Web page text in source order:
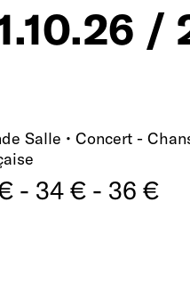
/
Salle • Concert -
- 34 € - 36 €